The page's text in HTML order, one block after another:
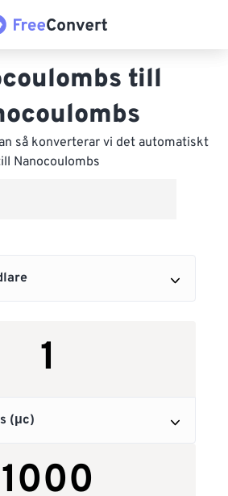
till
så konverterar vi det automatiskt
Nanocoulombs